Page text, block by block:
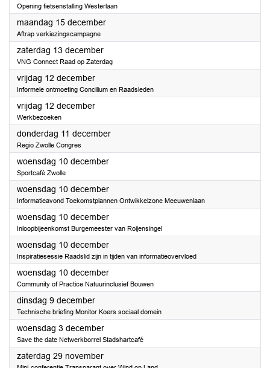
Opening fietsenstalling Westerlaan
maandag 15 december2025
Aftrap verkiezingscampagne
zaterdag 13 december2025
VNG Connect Raad op Zaterdag
vrijdag 12 december2025
Informele ontmoeting Concilium en Raadsleden
vrijdag 12 december2025
Werkbezoeken
donderdag 11 december2025
Regio Zwolle Congres
woensdag 10 december2025
Sportcafé Zwolle
woensdag 10 december2025
Informatieavond Toekomstplannen Ontwikkelzone Meeuwenlaan
woensdag 10 december2025
Inloopbijeenkomst Burgemeester van Roijensingel
woensdag 10 december2025
Inspiratiesessie Raadslid zijn in tijden van informatieovervloed
woensdag 10 december2025
Community of Practice Natuurinclusief Bouwen
dinsdag 9 december2025
Technische briefing Monitor Koers sociaal domein
woensdag 3 december2025
Save the date Netwerkborrel Stadshartcafé
zaterdag 29 november2025